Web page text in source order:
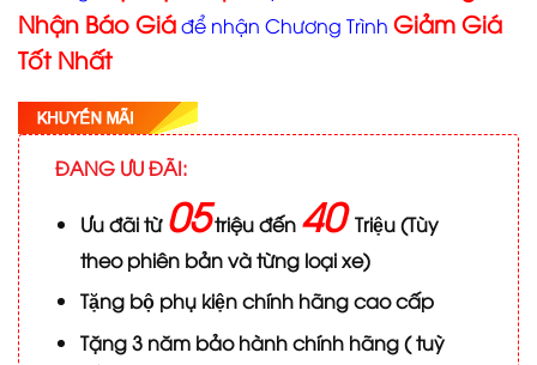
Nhận Báo Giáđể nhận Chương Trình Giảm Giá
Tốt Nhất
ĐANG ƯU ĐÃI:
Ưu đãi từ 05triệu đến 40 Triệu (Tùy
theo phiên bản và từng loại xe)
Tặng bộ phụ kiện chính hãng cao cấp
Tặng 3 năm bảo hành chính hãng ( tuỳ